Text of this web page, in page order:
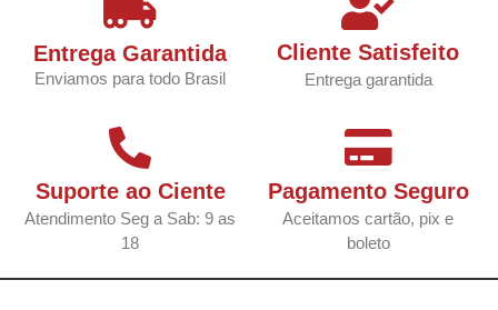
Entrega Garantida
Enviamos para todo Brasil
Cliente Satisfeito
Entrega garantida
Suporte ao Ciente
Atendimento Seg a Sab: 9 as
18
Pagamento Seguro
Aceitamos cartão, pix e
boleto